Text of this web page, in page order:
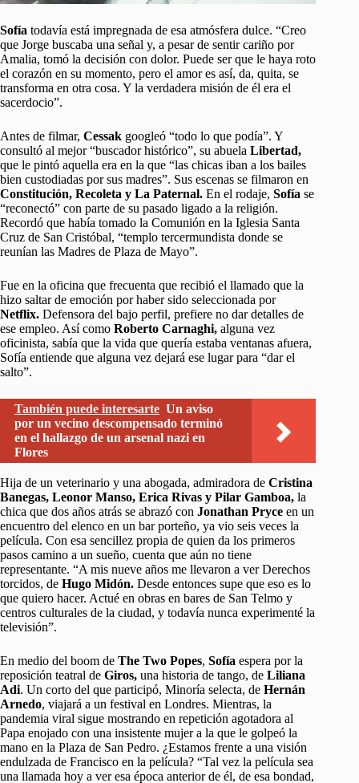
Sofía todavía está impregnada de esa atmósfera dulce. “Creo
que Jorge buscaba una señal y, a pesar de sentir cariño por
Amalia, tomó la decisión con dolor. Puede ser que le haya roto
el corazón en su momento, pero el amor es así, da, quita, se
transforma en otra cosa. Y la verdadera misión de él era el
sacerdocio”.
Antes de filmar, Cessak googleó “todo lo que podía”. Y
consultó al mejor “buscador histórico”, su abuela Libertad,
que le pintó aquella era en la que “las chicas iban a los bailes
bien custodiadas por sus madres”. Sus escenas se filmaron en
Constitución, Recoleta y La Paternal. En el rodaje, Sofía se
“reconectó” con parte de su pasado ligado a la religión.
Recordó que había tomado la Comunión en la Iglesia Santa
Cruz de San Cristóbal, “templo tercermundista donde se
reunían las Madres de Plaza de Mayo”.
Fue en la oficina que frecuenta que recibió el llamado que la
hizo saltar de emoción por haber sido seleccionada por
Netflix. Defensora del bajo perfil, prefiere no dar detalles de
ese empleo. Así como Roberto Carnaghi, alguna vez
oficinista, sabía que la vida que quería estaba ventanas afuera,
Sofía entiende que alguna vez dejará ese lugar para “dar el
salto”.
También puede interesarte Un aviso
por un vecino descompensado terminó
en el hallazgo de un arsenal nazi en
Flores
Hija de un veterinario y una abogada, admiradora de Cristina
Banegas, Leonor Manso, Erica Rivas y Pilar Gamboa, la
chica que dos años atrás se abrazó con Jonathan Pryce en un
encuentro del elenco en un bar porteño, ya vio seis veces la
película. Con esa sencillez propia de quien da los primeros
pasos camino a un sueño, cuenta que aún no tiene
representante. “A mis nueve años me llevaron a ver Derechos
torcidos, de Hugo Midón. Desde entonces supe que eso es lo
que quiero hacer. Actué en obras en bares de San Telmo y
centros culturales de la ciudad, y todavía nunca experimenté la
televisión”.
En medio del boom de The Two Popes, Sofía espera por la
reposición teatral de Giros, una historia de tango, de Liliana
Adi. Un corto del que participó, Minoría selecta, de Hernán
Arnedo, viajará a un festival en Londres. Mientras, la
pandemia viral sigue mostrando en repetición agotadora al
Papa enojado con una insistente mujer a la que le golpeó la
mano en la Plaza de San Pedro. ¿Estamos frente a una visión
endulzada de Francisco en la película? “Tal vez la película sea
una llamada hoy a ver esa época anterior de él, de esa bondad,